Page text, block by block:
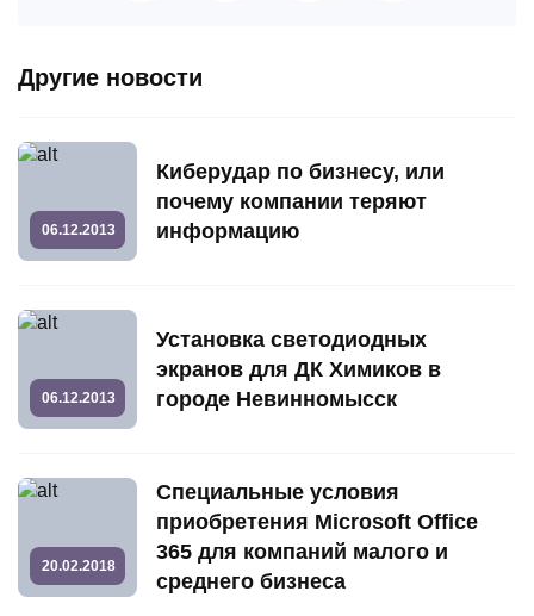
Другие новости
06.12.2013
Киберудар по бизнесу, или
почему компании теряют
информацию
06.12.2013
Установка светодиодных
экранов для ДК Химиков в
городе Невинномысск
20.02.2018
Специальные условия
приобретения Microsoft Office
365 для компаний малого и
среднего бизнеса